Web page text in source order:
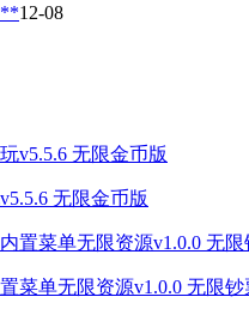
12-08
无限金币版
菜单无限资源v1.0.0 无限钞